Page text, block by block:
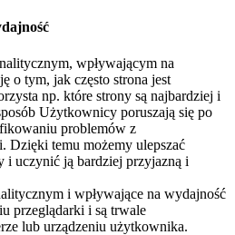
wpływającym na
o tym, jak często strona jest
np. które strony są najbardziej i
Użytkownicy poruszają się po
problemów z
Dzięki temu możemy ulepszać
i uczynić ją bardziej przyjazną i
i wpływające na wydajność
przeglądarki i są trwale
lub urządzeniu użytkownika.